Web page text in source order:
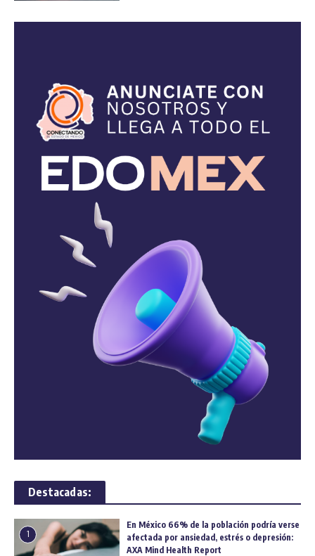
Destacadas:
1
En México 66% de la población podría verse
afectada por ansiedad, estrés o depresión:
AXA Mind Health Report